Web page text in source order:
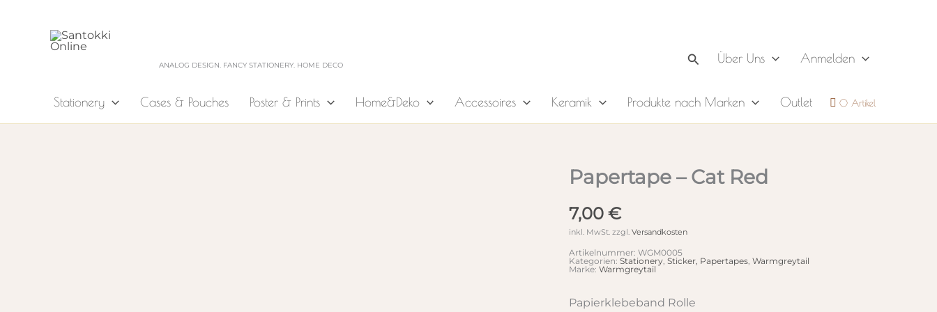
ANALOG DESIGN. FANCY STATIONERY. HOME DECO Über Uns Anmelden
Stationery Cases & Pouches Poster & Prints Home&Deko Accessoires Keramik Produkte nach Marken Outlet 0 Artikel
Papertape – Cat Red
7,00 €
inkl. MwSt. zzgl. Versandkosten
Artikelnummer: WGM0005
Kategorien: Stationery Sticker, Papertapes Warmgreytail
Marke: Warmgreytail
Papierklebeband Rolle